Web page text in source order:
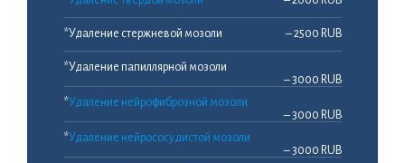
*Удаление стержневой мозоли – 2500 RUB
*Удаление папиллярной мозоли
– 3000 RUB
*Удаление нейрофиброзной мозоли
– 3000 RUB
*Удаление нейрососудистой мозоли
– 3000 RUB